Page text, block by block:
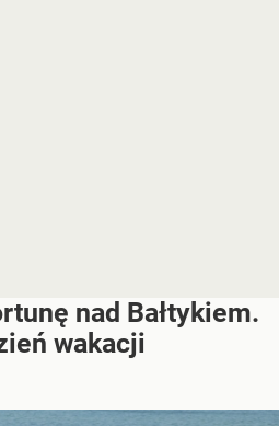
nad Bałtykiem.
wakacji